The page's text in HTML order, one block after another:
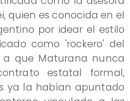
quien es conocida en el
por idear el estilo
como 'rockero' del
a que Maturana nunca
estatal formal,
ya la habían apuntado